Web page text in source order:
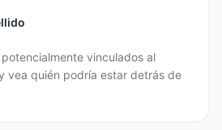
vinculados al
vea quién podría estar detrás de